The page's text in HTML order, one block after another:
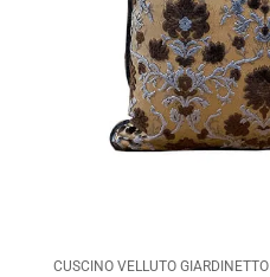
CUSCINO VELLUTO GIARDINETTO